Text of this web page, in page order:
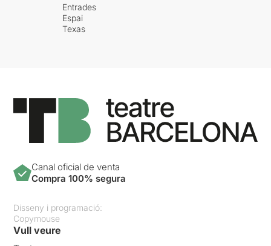
Entrades
Espai
Texas
Canal oficial de venta
Compra 100% segura
Disseny i programació:
Copymouse
Vull veure